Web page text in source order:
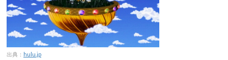
出典： hulu.jp